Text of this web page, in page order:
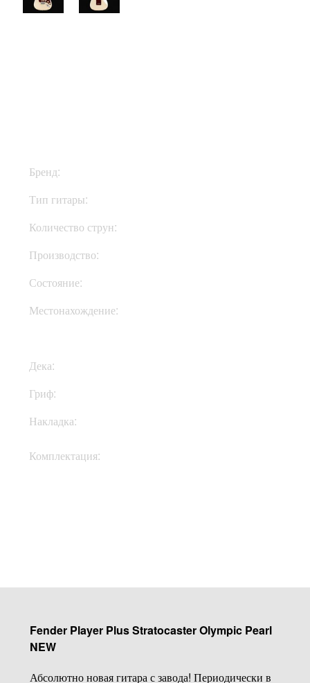
Бренд:
Тип гитары:
Количество струн:
Производство:
Состояние:
Местонахождение:
Дека:
Гриф:
Накладка:
Комплектация:
Fender Player Plus Stratocaster Olympic Pearl
NEW
Абсолютно новая гитара с завода! Периодически в